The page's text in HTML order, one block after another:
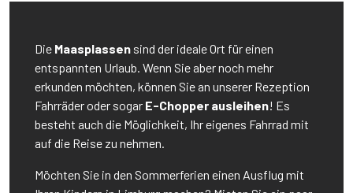
Die Maasplassen sind der ideale Ort für einen
entspannten Urlaub. Wenn Sie aber noch mehr
erkunden möchten, können Sie an unserer Rezeption
Fahrräder oder sogar E-Chopper ausleihen! Es
besteht auch die Möglichkeit, Ihr eigenes Fahrrad mit
auf die Reise zu nehmen.
Möchten Sie in den Sommerferien einen Ausflug mit